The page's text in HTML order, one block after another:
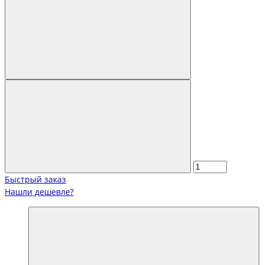
Быстрый заказ
Нашли дешевле?